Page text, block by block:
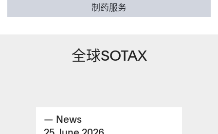
制药服务
全球SOTAX
— News